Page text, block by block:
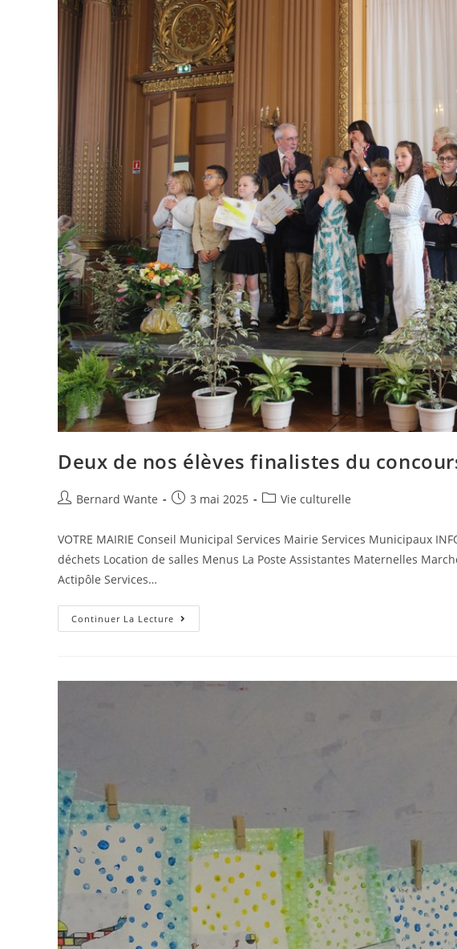
Deux de nos élèves finalistes du
Bernard Wante 3 mai 2025 Vie culturelle
VOTRE MAIRIE Conseil Municipal Services Mairie Services Municipaux
déchets Location de salles Menus La Poste Assistantes Maternelles
Actipôle Services…
Continuer La Lecture